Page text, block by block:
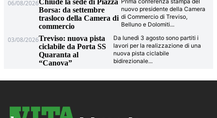
06/08/2026Chiude la sede di Piazza
Borsa: da settembre
trasloco della Camera di
commercio
nuovo presidente della Camera
di Commercio di Treviso,
Belluno e Dolomiti...
03/08/2026Treviso: nuova pista
ciclabile da Porta SS
Quaranta al
“Canova”
Da lunedì 3 agosto sono partiti i
lavori per la realizzazione di una
nuova pista ciclabile
bidirezionale...